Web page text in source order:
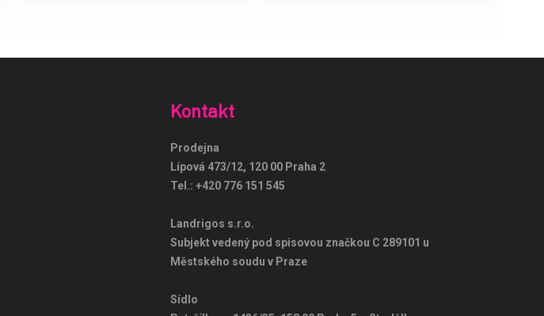
Kontakt
Prodejna
Lípová 473/12, 120 00 Praha 2
Tel.: +420 776 151 545
Landrigos s.r.o.
Subjekt vedený pod spisovou značkou C 289101 u
Městského soudu v Praze
Sídlo